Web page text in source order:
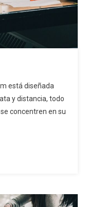
está diseñada
y distancia, todo
concentren en su